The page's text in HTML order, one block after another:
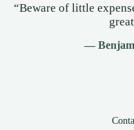
“Beware of little
—